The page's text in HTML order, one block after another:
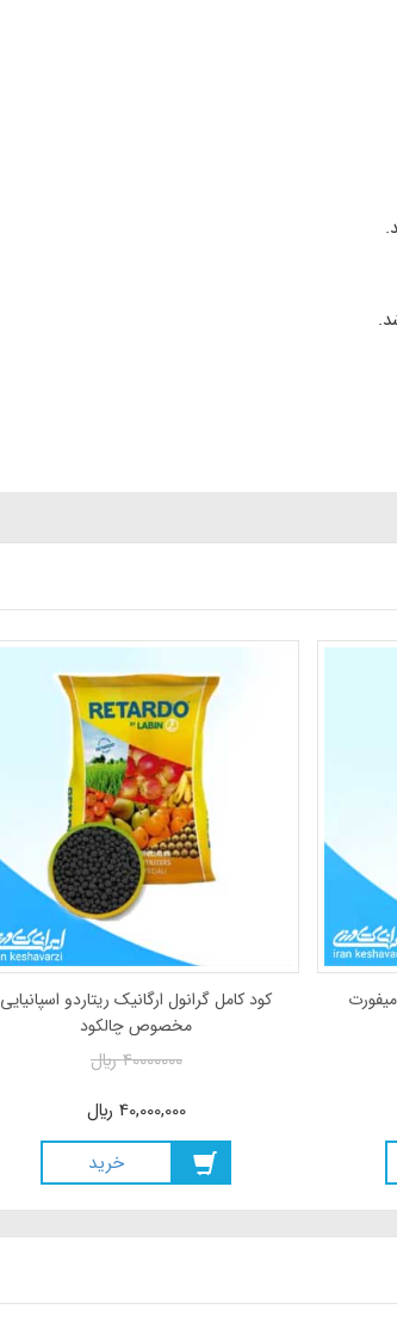
کود کامل گرانول ارگانیک ریتاردو اسپانیایی
مخصوص چالکود
40000000ريال
40,000,000 ريال
خريد
آمیفورت